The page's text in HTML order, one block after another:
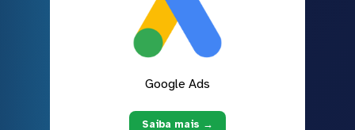
Google Ads
Saiba mais →